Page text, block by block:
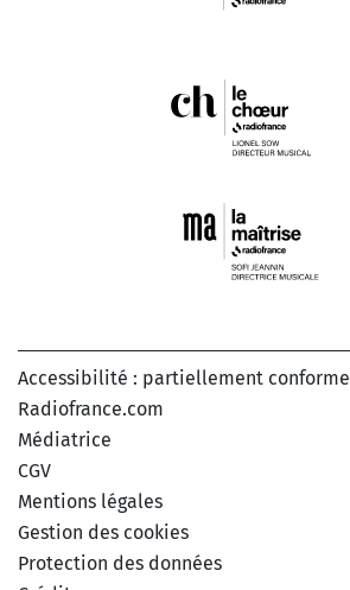
Accessibilité : partiellement conforme
Radiofrance.com
Médiatrice
CGV
Mentions légales
Gestion des cookies
Protection des données